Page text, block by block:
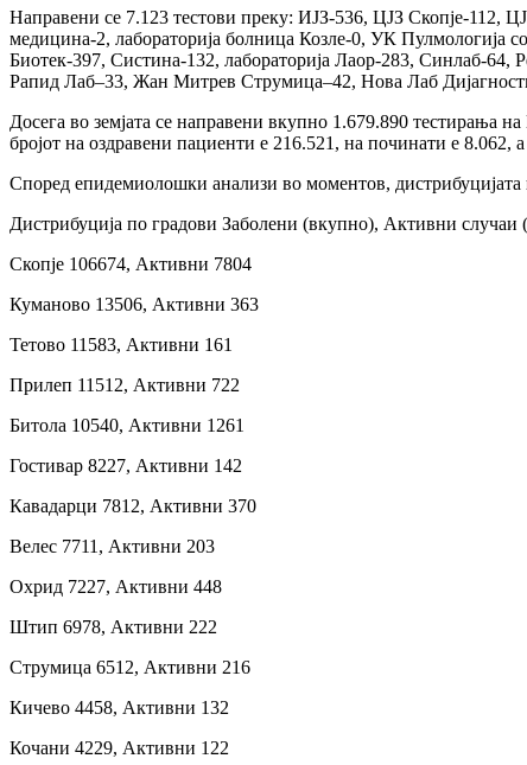
Направени се 7.123 тестови преку: ИЈЗ-536, ЦЈЗ Скопје-112,
медицина-2, лабораторија болница Козле-0, УК
Биотек-397, Систина-132, лабораторија Лаор-283, Синлаб-
Рапид Лаб–33, Жан Митрев Струмица–42, Нова Лаб
Досега во земјата се направени вкупно 1.679.890 тестирања
бројот на оздравени пациенти е 216.521, на починати е 8.062,
Според епидемиолошки анализи во моментов, дистрибуцијата
Дистрибуција по градови Заболени (вкупно), Активни случаи
Скопје 106674, Активни 7804
Куманово 13506, Активни 363
Тетово 11583, Активни 161
Прилеп 11512, Активни 722
Битола 10540, Активни 1261
Гостивар 8227, Активни 142
Кавадарци 7812, Активни 370
Велес 7711, Активни 203
Охрид 7227, Активни 448
Штип 6978, Активни 222
Струмица 6512, Активни 216
Кичево 4458, Активни 132
Кочани 4229, Активни 122